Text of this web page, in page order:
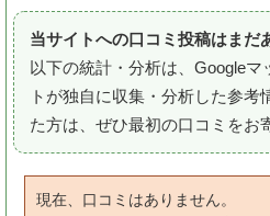
当サイトへの口コミ投稿はまだ
以下の統計・分析は、Google
トが独自に収集・分析した参
た方は、ぜひ最初の口コミをお
現在、口コミはありません。